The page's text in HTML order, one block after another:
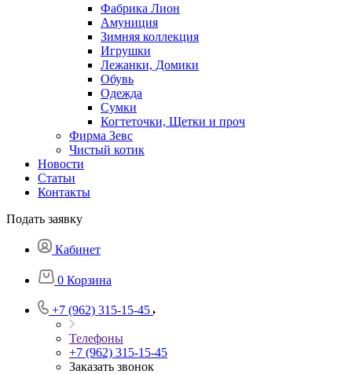
Фабрика Лион
Амуниция
Зимняя коллекция
Игрушки
Лежанки, Домики
Обувь
Одежда
Сумки
Когтеточки, Щетки и проч
Фирма Зевс
Чистый котик
Новости
Статьи
Контакты
Подать заявку
Кабинет
0 Корзина
+7 (962) 315-15-45
Телефоны
+7 (962) 315-15-45
Заказать звонок